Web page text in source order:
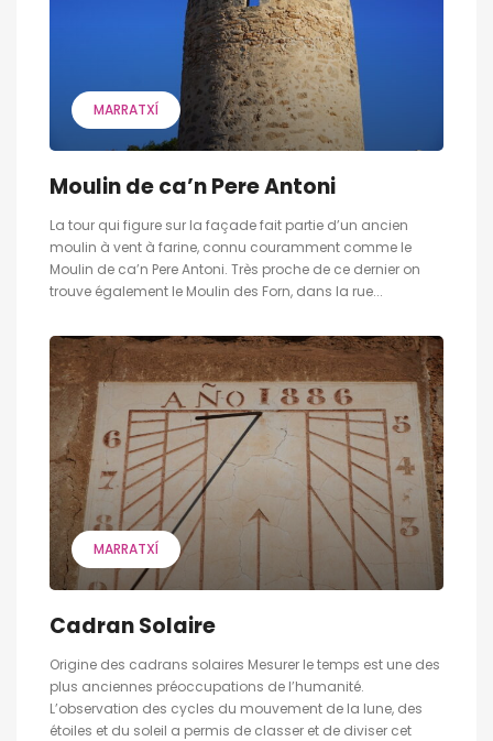
MARRATXÍ
Moulin de ca’n Pere Antoni
La tour qui figure sur la façade fait partie d’un ancien
moulin à vent à farine, connu couramment comme le
Moulin de ca’n Pere Antoni. Très proche de ce dernier on
trouve également le Moulin des Forn, dans la rue...
MARRATXÍ
Cadran Solaire
Origine des cadrans solaires Mesurer le temps est une des
plus anciennes préoccupations de l’humanité.
L’observation des cycles du mouvement de la lune, des
étoiles et du soleil a permis de classer et de diviser cet